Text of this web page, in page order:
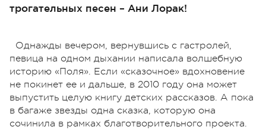
трогательных песен – Ани Лорак!
Однажды вечером, вернувшись с гастролей,
певица на одном дыхании написала волшебную
историю «Поля». Если «сказочное» вдохновение
не покинет ее и дальше, в 2010 году она может
выпустить целую книгу детских рассказов. А пока
в багаже звезды одна сказка, которую она
сочинила в рамках благотворительного проекта.